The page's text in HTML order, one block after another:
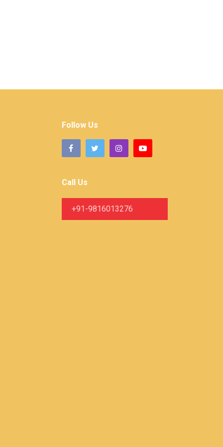
Follow Us
Call Us
+91-9816013276